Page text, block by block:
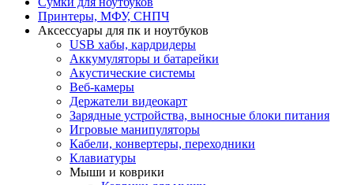
Принтеры, МФУ, СНПЧ
Аксессуары для пк и ноутбуков
USB хабы, кардридеры
Аккумуляторы и батарейки
Акустические системы
Веб-камеры
Держатели видеокарт
Зарядные устройства, выносные блоки питания
Игровые манипуляторы
Кабели, конвертеры, переходники
Клавиатуры
Мыши и коврики